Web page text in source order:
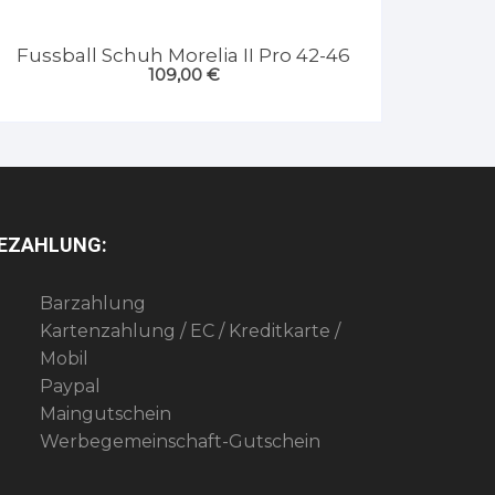
Fussball Schuh Morelia II Pro 42-46
109,00 €
Barzahlung
Kartenzahlung / EC / Kreditkarte /
Mobil
Paypal
Maingutschein
Werbegemeinschaft-Gutschein